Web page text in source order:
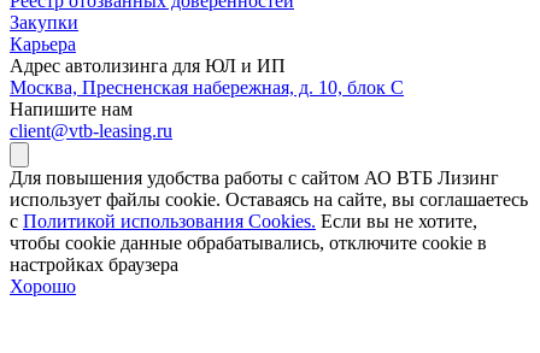
Закупки
Карьера
Адрес автолизинга для ЮЛ и ИП
Москва, Пресненская набережная, д. 10, блок С
Напишите нам
client@vtb-leasing.ru
Для повышения удобства работы с сайтом АО ВТБ Лизинг
использует файлы cookie. Оставаясь на сайте, вы соглашаетесь
с Политикой использования Cookies. Если вы не хотите,
чтобы сookie данные обрабатывались, отключите cookie в
настройках браузера
Хорошо